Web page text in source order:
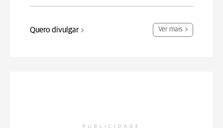
Quero divulgar Ver mais
PUBLICIDADE